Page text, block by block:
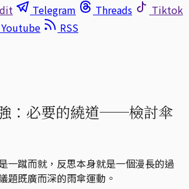
Telegram Threads
Tiktok
Youtube
RSS
：必要的繞道──檢討傘
一蹴而就，反思本身就是一個漫長的過
題既廣而深的雨傘運動。